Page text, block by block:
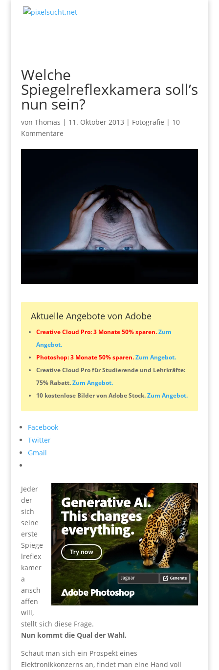
Welche
Spiegelreflexkamera soll’s
nun sein?
von Thomas | 11. Oktober 2013 | Fotografie | 10
Kommentare
Aktuelle Angebote von Adobe
Creative Cloud Pro: 3 Monate 50% sparen.Zum
Angebot.
Photoshop: 3 Monate 50% sparen.Zum Angebot.
Creative Cloud Pro für Studierende und Lehrkräfte:
75% Rabatt.Zum Angebot.
10 kostenlose Bilder von Adobe Stock.Zum Angebot.
Facebook
Twitter
Gmail
Jeder
der
sich
seine
erste
Spiege
lreflex
kamer
a
ansch
affen
will,
stellt sich diese Frage.
Nun kommt die Qual der Wahl.
Schaut man sich ein Prospekt eines
Elektronikkonzerns an, findet man eine Hand voll